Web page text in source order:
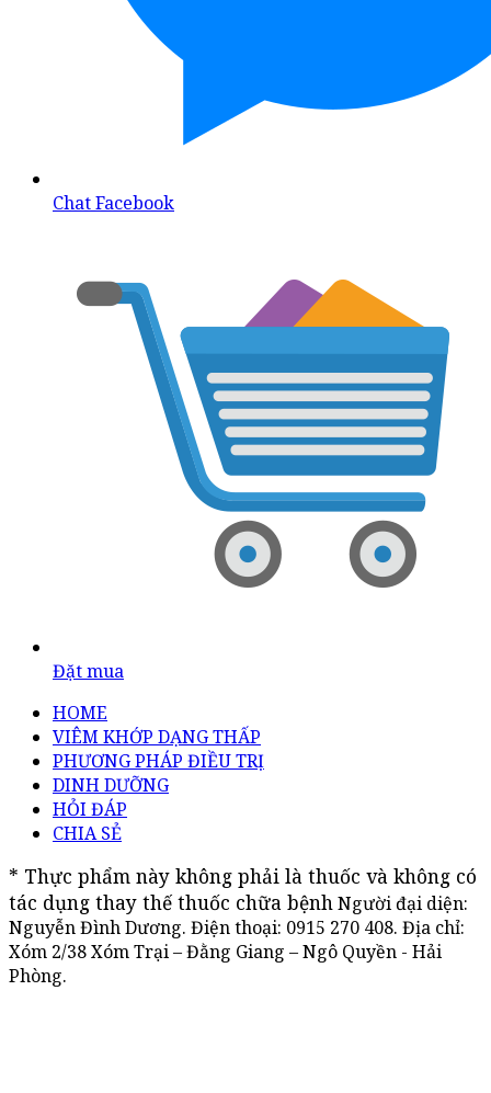
Chat Facebook
Đặt mua
HOME
VIÊM KHỚP DẠNG THẤP
PHƯƠNG PHÁP ĐIỀU TRỊ
DINH DƯỠNG
HỎI ĐÁP
CHIA SẺ
* Thực phẩm này không phải là thuốc và không có
tác dụng thay thế thuốc chữa bệnh Người đại diện:
Nguyễn Đình Dương. Điện thoại: 0915 270 408. Địa chỉ:
Xóm 2/38 Xóm Trại – Đằng Giang – Ngô Quyền - Hải
Phòng.